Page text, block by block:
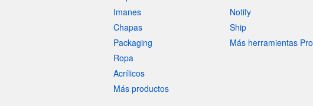
Imanes
Chapas
Packaging
Ropa
Acrílicos
Más productos
Notify
Ship
Más herramientas Pro